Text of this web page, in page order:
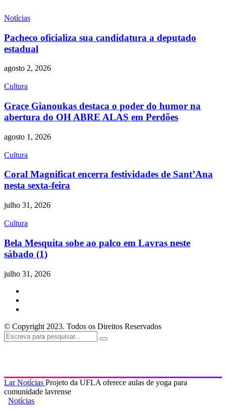
Notícias
Pacheco oficializa sua candidatura a deputado
estadual
agosto 2, 2026
Cultura
Grace Gianoukas destaca o poder do humor na
abertura do OH ABRE ALAS em Perdões
agosto 1, 2026
Cultura
Coral Magnificat encerra festividades de Sant’Ana
nesta sexta-feira
julho 31, 2026
Cultura
Bela Mesquita sobe ao palco em Lavras neste
sábado (1)
julho 31, 2026
© Copyright 2023. Todos os Direitos Reservados
LarNotícias Projeto da UFLA oferece aulas de yoga para
comunidade lavrense
Notícias